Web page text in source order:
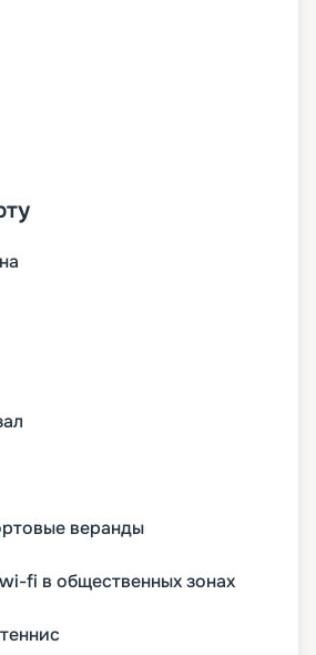
веранды
fi в общественных зонах